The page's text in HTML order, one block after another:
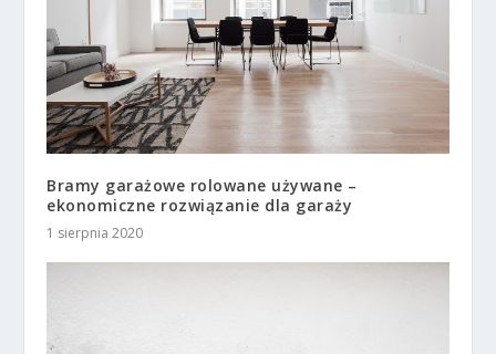
Bramy garażowe rolowane używane –
ekonomiczne rozwiązanie dla garaży
1 sierpnia 2020